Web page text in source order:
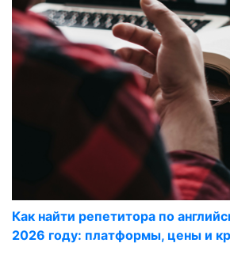
Как найти репетитора по
2026 году: платформы, цены и